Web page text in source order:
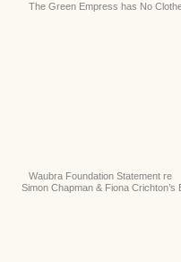
The Green Empress has No
Waubra Foundation Statement re
Simon Chapman & Fiona Crichton’s